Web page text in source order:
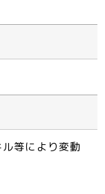
等により変動